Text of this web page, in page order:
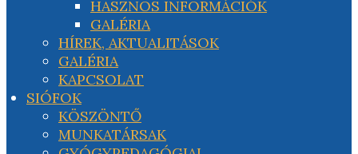
HASZNOS INFORMÁCIÓK
GALÉRIA
HÍREK, AKTUALITÁSOK
GALÉRIA
KAPCSOLAT
SIÓFOK
KÖSZÖNTŐ
MUNKATÁRSAK